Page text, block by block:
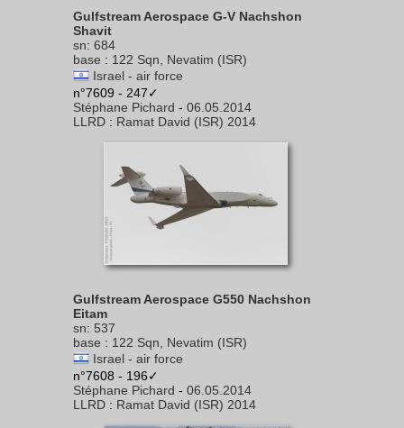
Gulfstream Aerospace G-V Nachshon
Shavit
sn: 684
base : 122 Sqn, Nevatim (ISR)
Israel - air force
n°7609 - 247✓
Stéphane Pichard - 06.05.2014
LLRD : Ramat David (ISR) 2014
Gulfstream Aerospace G550 Nachshon
Eitam
sn: 537
base : 122 Sqn, Nevatim (ISR)
Israel - air force
n°7608 - 196✓
Stéphane Pichard - 06.05.2014
LLRD : Ramat David (ISR) 2014